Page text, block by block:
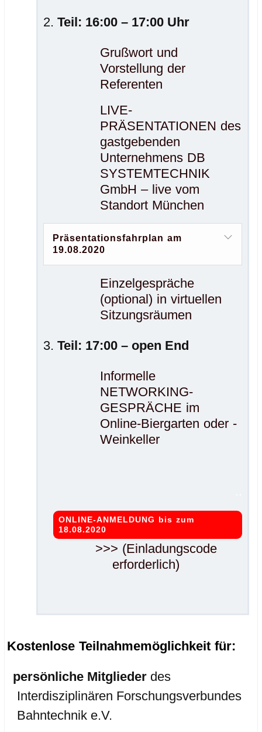
Teil: 16:00 – 17:00 Uhr
Grußwort und
Vorstellung der
Referenten
LIVE-
PRÄSENTATIONEN des
gastgebenden
Unternehmens DB
SYSTEMTECHNIK
GmbH – live vom
Standort München
Präsentationsfahrplan am
19.08.2020
Einzelgespräche
(optional) in virtuellen
Sitzungsräumen
Teil: 17:00 – open End
Informelle
NETWORKING-
GESPRÄCHE im
Online-Biergarten oder -
Weinkeller
ONLINE-ANMELDUNG bis zum
18.08.2020
>>> (Einladungscode
erforderlich)
Kostenlose Teilnahmemöglichkeit für:
persönliche Mitglieder des
Interdisziplinären Forschungsverbundes
Bahntechnik e.V.